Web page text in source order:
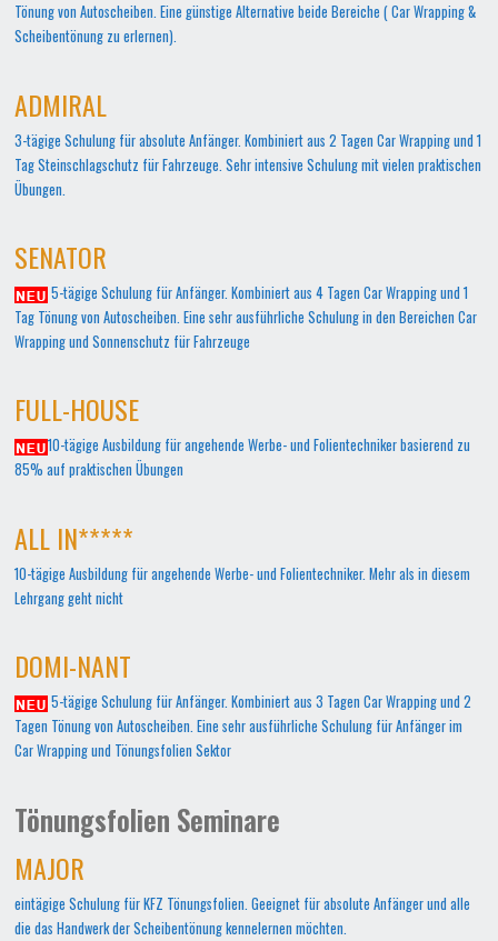
Tönung von Autoscheiben. Eine günstige Alternative beide Bereiche ( Car Wrapping &
Scheibentönung zu erlernen).
ADMIRAL
3-tägige Schulung für absolute Anfänger. Kombiniert aus 2 Tagen Car Wrapping und 1
Tag Steinschlagschutz für Fahrzeuge. Sehr intensive Schulung mit vielen praktischen
Übungen.
SENATOR
5-tägige Schulung für Anfänger. Kombiniert aus 4 Tagen Car Wrapping und 1
Tag Tönung von Autoscheiben. Eine sehr ausführliche Schulung in den Bereichen Car
Wrapping und Sonnenschutz für Fahrzeuge
FULL-HOUSE
10-tägige Ausbildung für angehende Werbe- und Folientechniker basierend zu
85% auf praktischen Übungen
ALL IN*****
10-tägige Ausbildung für angehende Werbe- und Folientechniker. Mehr als in diesem
Lehrgang geht nicht
DOMI-NANT
5-tägige Schulung für Anfänger. Kombiniert aus 3 Tagen Car Wrapping und 2
Tagen Tönung von Autoscheiben. Eine sehr ausführliche Schulung für Anfänger im
Car Wrapping und Tönungsfolien Sektor
Tönungsfolien Seminare
MAJOR
eintägige Schulung für KFZ Tönungsfolien. Geeignet für absolute Anfänger und alle
die das Handwerk der Scheibentönung kennelernen möchten.